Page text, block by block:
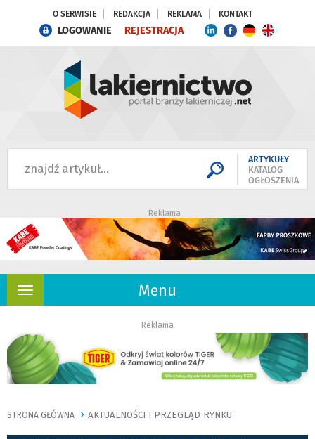
O SERWISIE REDAKCJA REKLAMA KONTAKT
LOGOWANIE REJESTRACJA
ARTYKUŁY
KATALOG
OGŁOSZENIA
Reklama
Menu
Rozwiń
Reklama
STRONA GŁÓWNA AKTUALNOŚCI I PRZEGLĄD RYNKU